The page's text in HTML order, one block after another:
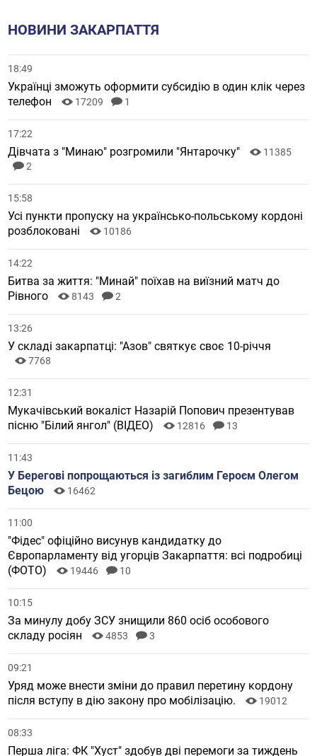
НОВИНИ ЗАКАРПАТТЯ
18:49
Українці зможуть оформити субсидію в один клік через
телефон
17209 1
17:22
Дівчата з "Минаю" розгромили "Янтарочку"
11385
2
15:58
Усі пункти пропуску на українсько-польському кордоні
розблоковані
10186
14:22
Битва за життя: "Минай" поїхав на виїзний матч до
Рівного
8143 2
13:26
У складі закарпатці: "Азов" святкує своє 10-річчя
7768
12:31
Мукачівський вокаліст Назарій Попович презентував
пісню "Білий янгол" (ВІДЕО)
12816 13
11:43
У Берегові попрощаються із загиблим Героєм Олегом
Бецою
16462
11:00
"Фідес" офіційно висунув кандидатку до
Європарламенту від угорців Закарпаття: всі подробиці
(ФОТО)
19446 10
10:15
За минулу добу ЗСУ знищили 860 осіб особового
складу росіян
4853 3
09:21
Уряд може внести зміни до правил перетину кордону
після вступу в дію закону про мобілізацію.
19012
08:33
Перша ліга: ФК "Хуст" здобув дві перемоги за тиждень